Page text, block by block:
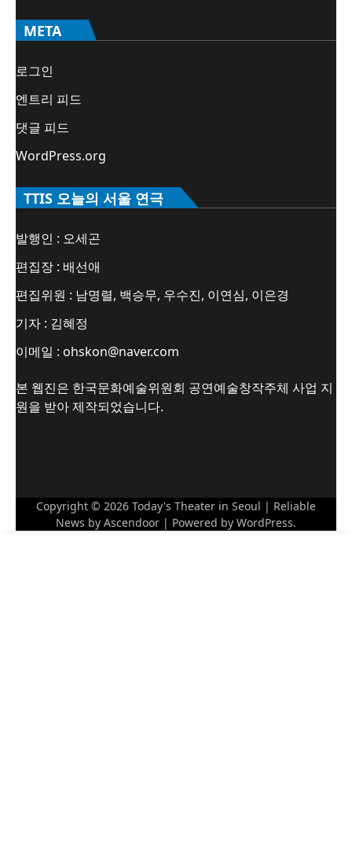
META
로그인
엔트리 피드
댓글 피드
WordPress.org
TTIS 오늘의 서울 연극
발행인 : 오세곤
편집장 : 배선애
편집위원 : 남명렬, 백승무, 우수진, 이연심, 이은경
기자 : 김혜정
이메일 : ohskon@naver.com
본 웹진은 한국문화예술위원회 공연예술창작주체 사업 지
원을 받아 제작되었습니다.
Copyright © 2026 Today's Theater in Seoul | Reliable
News by Ascendoor | Powered by WordPress.